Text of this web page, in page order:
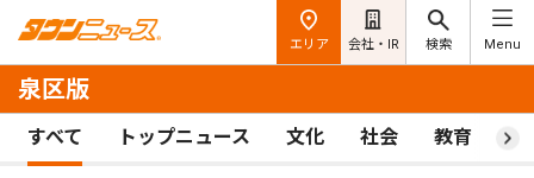
エリア 会社・IR 検索 Menu
泉区版
すべて トップニュース 文化 社会 教育 ス